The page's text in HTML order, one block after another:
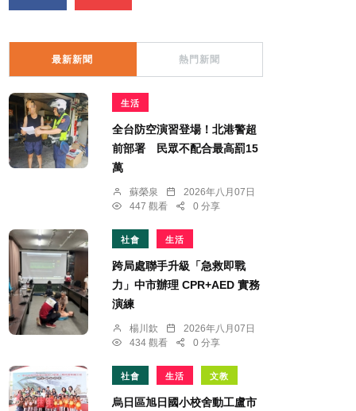
最新新聞 熱門新聞
生活
全台防空演習登場！北港警超
前部署 民眾不配合最高罰15
萬
蘇榮泉
2026年八月07日
447 觀看
0 分享
社會 生活
跨局處聯手升級「急救即戰
力」中市辦理 CPR+AED 實務
演練
楊川欽
2026年八月07日
434 觀看
0 分享
社會 生活 文教
烏日區旭日國小校舍動工盧市